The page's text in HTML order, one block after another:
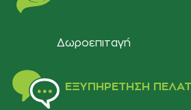
Δωροεπιταγή
ΕΞΥΠΗΡΈΤΗΣΗ